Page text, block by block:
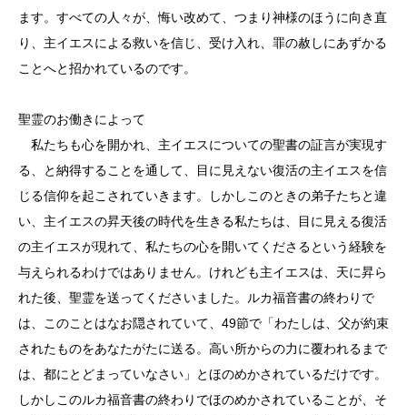
ます。すべての人々が、悔い改めて、つまり神様のほうに向き直
り、主イエスによる救いを信じ、受け入れ、罪の赦しにあずかる
ことへと招かれているのです。
聖霊のお働きによって
私たちも心を開かれ、主イエスについての聖書の証言が実現す
る、と納得することを通して、目に見えない復活の主イエスを信
じる信仰を起こされていきます。しかしこのときの弟子たちと違
い、主イエスの昇天後の時代を生きる私たちは、目に見える復活
の主イエスが現れて、私たちの心を開いてくださるという経験を
与えられるわけではありません。けれども主イエスは、天に昇ら
れた後、聖霊を送ってくださいました。ルカ福音書の終わりで
は、このことはなお隠されていて、49節で「わたしは、父が約束
されたものをあなたがたに送る。高い所からの力に覆われるまで
は、都にとどまっていなさい」とほのめかされているだけです。
しかしこのルカ福音書の終わりでほのめかされていることが、そ